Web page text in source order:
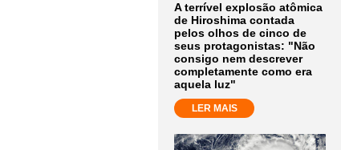
A terrível explosão atômica
de Hiroshima contada
pelos olhos de cinco de
seus protagonistas: "Não
consigo nem descrever
completamente como era
aquela luz"
LER MAIS